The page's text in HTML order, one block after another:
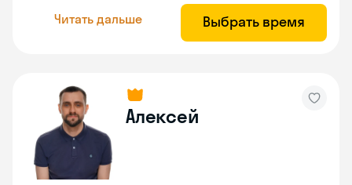
Читать дальше Выбрать время
Алексей